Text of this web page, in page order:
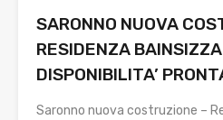
SARONNO NUOVA
RESIDENZA
DISPONIBILITA’
Saronno nuova costruzione –